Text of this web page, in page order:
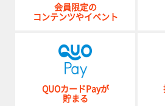
会員限定の
コンテンツやイベント
QUOカードPayが
貯まる